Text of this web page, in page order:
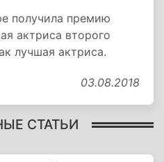
получила премию
актриса второго
лучшая актриса.
03.08.2018
СТАТЬИ